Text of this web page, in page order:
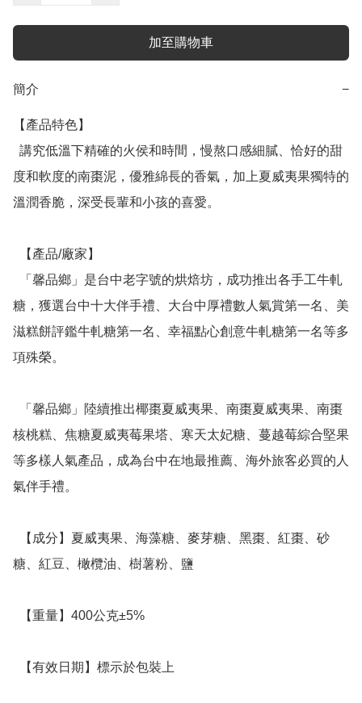
加至購物車
簡介 −
【產品特色】
度和軟度的南棗泥，優雅綿長的香氣，加上夏威夷果獨特的
溫潤香脆，深受長輩和小孩的喜愛。
糖，獲選台中十大伴手禮、大台中厚禮數人氣賞第一名、美
滋糕餅評鑑牛軋糖第一名、幸福點心創意牛軋糖第一名等多
項殊榮。
核桃糕、焦糖夏威夷莓果塔、寒天太妃糖、蔓越莓綜合堅果
等多樣人氣產品，成為台中在地最推薦、海外旅客必買的人
氣伴手禮。
糖、紅豆、橄欖油、樹薯粉、鹽